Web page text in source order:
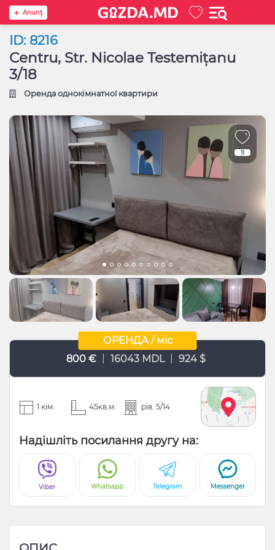
Anunţ
ID: 8216
Centru, Str. Nicolae Testemițanu
3/18
Оренда однокімнатної квартири
11
ОРЕНДА / міс
800 €
16043 MDL 924 $
1 кім. 45кв.м. рів. 5/14
Надішліть посилання другу на:
Viber Whatsapp Telegram Messenger